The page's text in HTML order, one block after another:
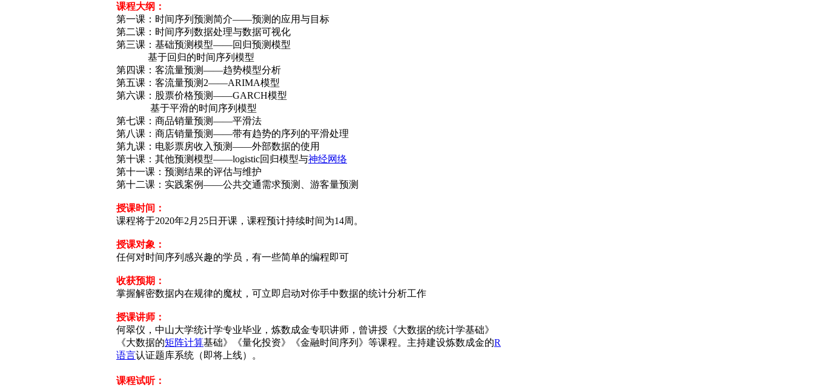
课程大纲：
第一课：时间序列预测简介——预测的应用与目标
第二课：时间序列数据处理与数据可视化
第三课：基础预测模型——回归预测模型
基于回归的时间序列模型
第四课：客流量预测——趋势模型分析
第五课：客流量预测2——ARIMA模型
第六课：股票价格预测——GARCH模型
基于平滑的时间序列模型
第七课：商品销量预测——平滑法
第八课：商店销量预测——带有趋势的序列的平滑处理
第九课：电影票房收入预测——外部数据的使用
第十课：其他预测模型——logistic回归模型与神经网络
第十一课：预测结果的评估与维护
第十二课：实践案例——公共交通需求预测、游客量预测
授课时间：
课程将于2020年2月25日开课，课程预计持续时间为14周。
授课对象：
任何对时间序列感兴趣的学员，有一些简单的编程即可
收获预期：
掌握解密数据内在规律的魔杖，可立即启动对你手中数据的统计分析工作
授课讲师：
何翠仪，中山大学统计学专业毕业，炼数成金专职讲师，曾讲授《大数据的统计学基础》
《大数据的矩阵计算基础》《量化投资》《金融时间序列》等课程。主持建设炼数成金的R
语言认证题库系统（即将上线）。
课程试听：